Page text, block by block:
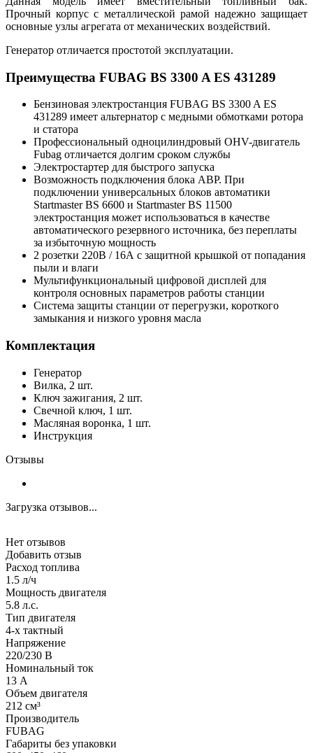
Прочный корпус с металлической рамой надежно защищает
основные узлы агрегата от механических воздействий.
Генератор отличается простотой эксплуатации.
Преимущества FUBAG BS 3300 A ES 431289
Бензиновая электростанция FUBAG BS 3300 A ES
431289 имеет альтернатор с медными обмотками ротора
и статора
Профессиональный одноцилиндровый OHV-двигатель
Fubag отличается долгим сроком службы
Электростартер для быстрого запуска
Возможность подключения блока АВР. При
подключении универсальных блоков автоматики
Startmaster BS 6600 и Startmaster BS 11500
электростанция может использоваться в качестве
автоматического резервного источника, без переплаты
за избыточную мощность
2 розетки 220В / 16А с защитной крышкой от попадания
пыли и влаги
Мультифункциональный цифровой дисплей для
контроля основных параметров работы станции
Система защиты станции от перегрузки, короткого
замыкания и низкого уровня масла
Комплектация
Генератор
Вилка, 2 шт.
Ключ зажигания, 2 шт.
Свечной ключ, 1 шт.
Масляная воронка, 1 шт.
Инструкция
Отзывы
Загрузка отзывов...
Нет отзывов
Добавить отзыв
Расход топлива
1.5 л/ч
Мощность двигателя
5.8 л.с.
Тип двигателя
4-х тактный
Напряжение
220/230 В
Номинальный ток
13 А
Объем двигателя
212 см³
Производитель
FUBAG
Габариты без упаковки